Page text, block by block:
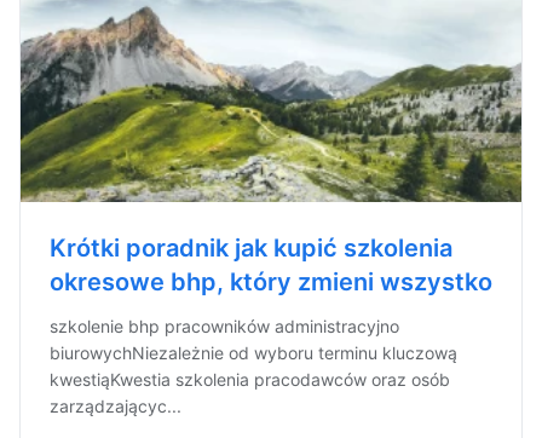
Krótki poradnik jak kupić szkolenia
okresowe bhp, który zmieni wszystko
szkolenie bhp pracowników administracyjno
biurowychNiezależnie od wyboru terminu kluczową
kwestiąKwestia szkolenia pracodawców oraz osób
zarządzającyc...